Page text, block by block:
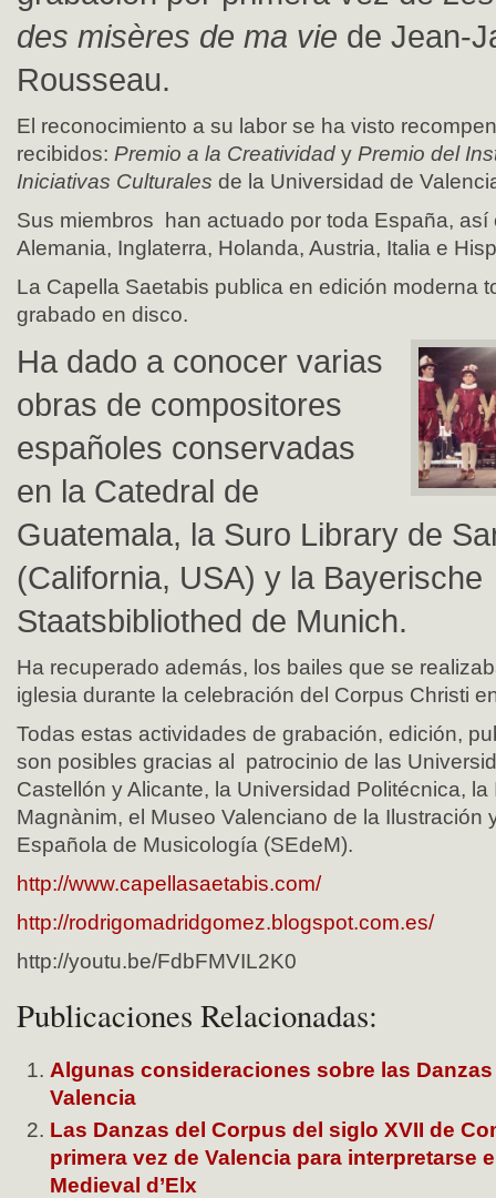
des misères de ma vie de Jean-
Rousseau.
El reconocimiento a su labor se ha visto
recibidos: Premio a la Creatividad y Premio del
Iniciativas Culturales de la Universidad de
Sus miembros han actuado por toda España, así
Alemania, Inglaterra, Holanda, Austria, Italia e
La Capella Saetabis publica en edición moderna
grabado en disco.
Ha dado a conocer varias
obras de compositores
españoles conservadas
en la Catedral de
Guatemala, la Suro Library de
(California, USA) y la Bayerische
Staatsbibliothed de Munich.
Ha recuperado además, los bailes que se
iglesia durante la celebración del Corpus Christi
Todas estas actividades de grabación, edición,
son posibles gracias al patrocinio de las
Castellón y Alicante, la Universidad Politécnica, la
Magnànim, el Museo Valenciano de la Ilustración
Española de Musicología (SEdeM).
http://www.capellasaetabis.com/
http://rodrigomadridgomez.blogspot.com.es/
http://youtu.be/FdbFMVIL2K0
Publicaciones Relacionadas:
Algunas consideraciones sobre las
Valencia
Las Danzas del Corpus del siglo XVII de
primera vez de Valencia para interpretarse
Medieval d’Elx